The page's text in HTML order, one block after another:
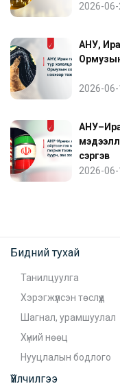
2026-06-
АНУ,
2026-06-
сэргэв
2026-06-
Бидний тухай
Танилцуулга
Хэрэгжүүлсэн төслүүд
Шагнал, урамшуулал
Хүний нөөц
Нууцлалын бодлого
Үйлчилгээ